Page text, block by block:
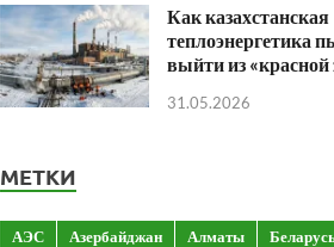
Как казахстанская
теплоэнергетика
выйти из «красной
31.05.2026
МЕТКИ
АЭС Азербайджан Алматы